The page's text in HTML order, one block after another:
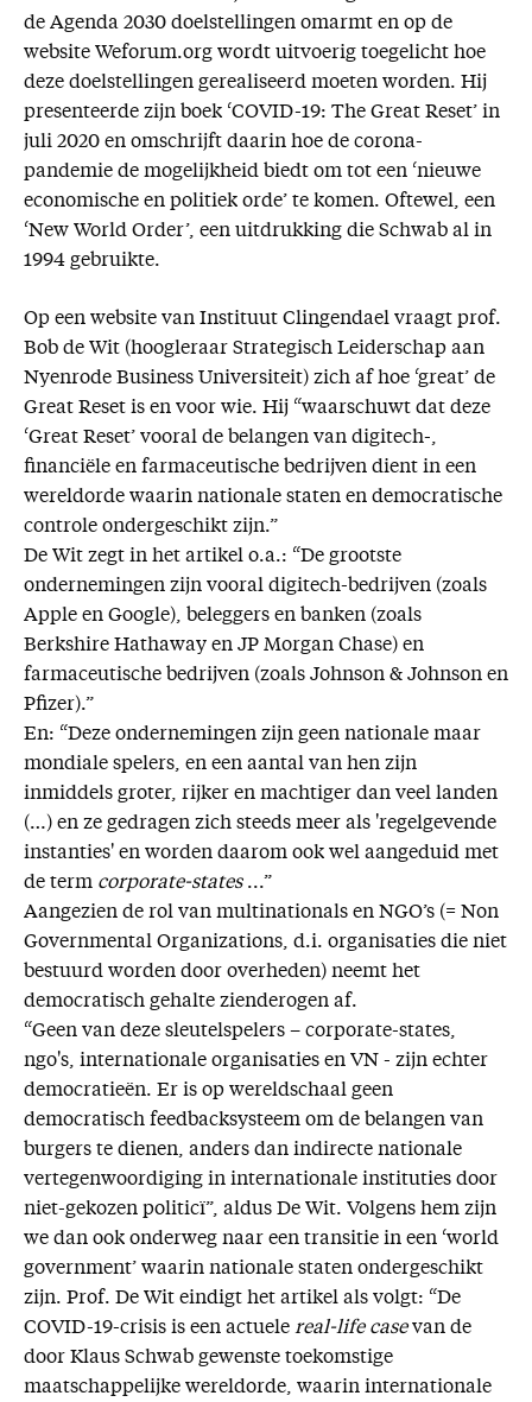
de Agenda 2030 doelstellingen omarmt en op de
website Weforum.org wordt uitvoerig toegelicht hoe
deze doelstellingen gerealiseerd moeten worden. Hij
presenteerde zijn boek ‘COVID-19: The Great Reset’ in
juli 2020 en omschrijft daarin hoe de corona-
pandemie de mogelijkheid biedt om tot een ‘nieuwe
economische en politiek orde’ te komen. Oftewel, een
‘New World Order’, een uitdrukking die Schwab al in
1994 gebruikte.
Op een website van Instituut Clingendael vraagt prof.
Bob de Wit (hoogleraar Strategisch Leiderschap aan
Nyenrode Business Universiteit) zich af hoe ‘great’ de
Great Reset is en voor wie. Hij “waarschuwt dat deze
‘Great Reset’ vooral de belangen van digitech-,
financiële en farmaceutische bedrijven dient in een
wereldorde waarin nationale staten en democratische
controle ondergeschikt zijn.”
De Wit zegt in het artikel o.a.: “De grootste
ondernemingen zijn vooral digitech-bedrijven (zoals
Apple en Google), beleggers en banken (zoals
Berkshire Hathaway en JP Morgan Chase) en
farmaceutische bedrijven (zoals Johnson & Johnson en
Pfizer).”
En: “Deze ondernemingen zijn geen nationale maar
mondiale spelers, en een aantal van hen zijn
inmiddels groter, rijker en machtiger dan veel landen
(…) en ze gedragen zich steeds meer als 'regelgevende
instanties' en worden daarom ook wel aangeduid met
de term corporate-states...”
Aangezien de rol van multinationals en NGO’s (= Non
Governmental Organizations, d.i. organisaties die niet
bestuurd worden door overheden) neemt het
democratisch gehalte zienderogen af.
“Geen van deze sleutelspelers – corporate-states,
ngo's, internationale organisaties en VN - zijn echter
democratieën. Er is op wereldschaal geen
democratisch feedbacksysteem om de belangen van
burgers te dienen, anders dan indirecte nationale
vertegenwoordiging in internationale instituties door
niet-gekozen politicï”, aldus De Wit. Volgens hem zijn
we dan ook onderweg naar een transitie in een ‘world
government’ waarin nationale staten ondergeschikt
zijn. Prof. De Wit eindigt het artikel als volgt: “De
COVID-19-crisis is een actuele real-life casevan de
door Klaus Schwab gewenste toekomstige
maatschappelijke wereldorde, waarin internationale